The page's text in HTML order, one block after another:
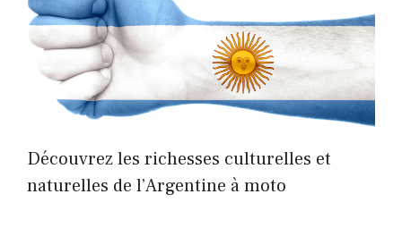
Découvrez les richesses culturelles et
naturelles de l’Argentine à moto